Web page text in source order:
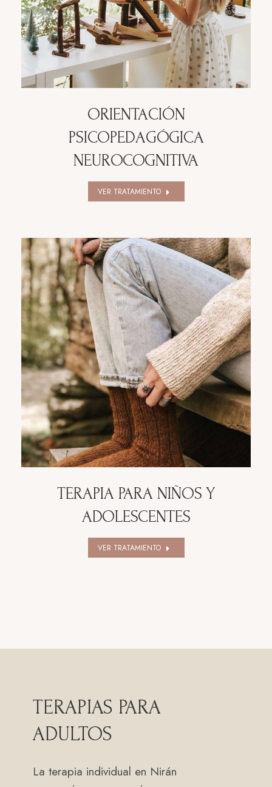
ORIENTACIÓN
PSICOPEDAGÓGICA
NEUROCOGNITIVA
VER TRATAMIENTO
TERAPIA PARA NIÑOS Y
ADOLESCENTES
VER TRATAMIENTO
TERAPIAS PARA
ADULTOS
La terapia individual en Nirán